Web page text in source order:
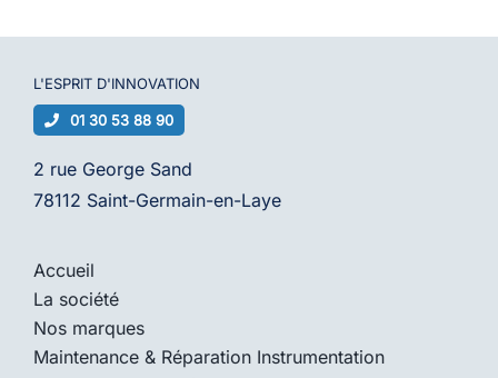
L'ESPRIT D'INNOVATION
01 30 53 88 90
2 rue George Sand
78112 Saint-Germain-en-Laye
Accueil
La société
Nos marques
Maintenance & Réparation Instrumentation